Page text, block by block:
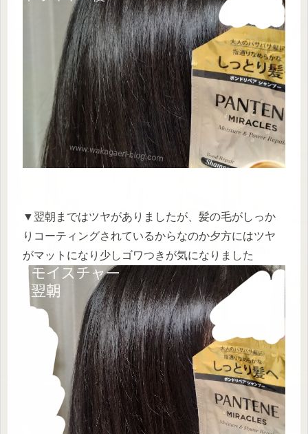
▼翌朝まではツヤがありましたが、髪の毛がしっか
りコーティングされているからなのか夕方にはツヤ
がマットになり少しゴワつきが気になりました